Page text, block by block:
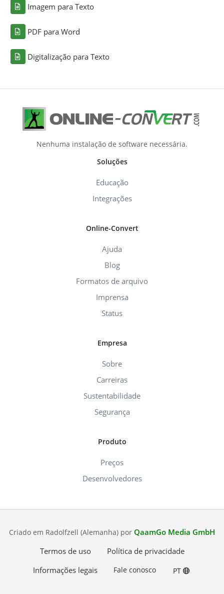
Imagem para Texto
PDF para Word
Digitalização para Texto
Nenhuma instalação de software necessária.
Soluções
Educação
Integrações
Online-Convert
Ajuda
Blog
Formatos de arquivo
Imprensa
Status
Empresa
Sobre
Carreiras
Sustentabilidade
Segurança
Produto
Preços
Desenvolvedores
Criado em Radolfzell (Alemanha) por QaamGo Media GmbH
Termos de uso
Política de privacidade
Informações legais
Fale conosco PT